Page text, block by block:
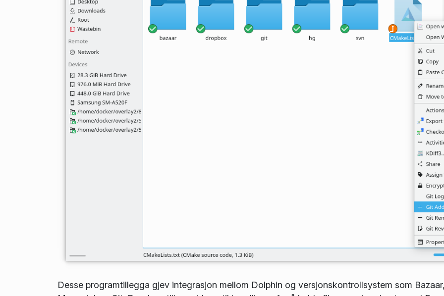
Desse programtillegga gjev integrasjon mellom Dolphin og versjonskontroll­system som